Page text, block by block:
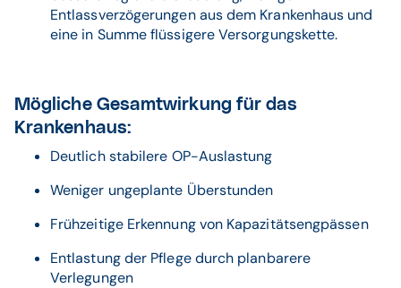
Entlassverzögerungen aus dem Krankenhaus und
eine in Summe flüssigere Versorgungskette.
Mögliche Gesamtwirkung für das
Krankenhaus:
Deutlich stabilere OP-Auslastung
Weniger ungeplante Überstunden
Frühzeitige Erkennung von Kapazitätsengpässen
Entlastung der Pflege durch planbarere
Verlegungen